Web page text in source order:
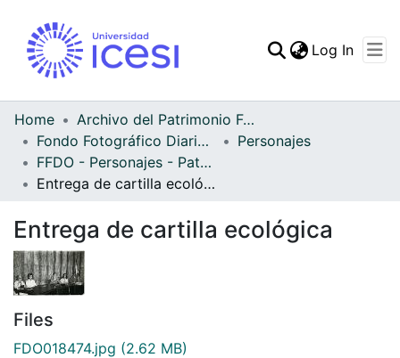
Statistics
Log In
Home
Archivo del Patrimonio Fotográfico y Fílmico del Valle del Cauca
Fondo Fotográfico Diario Occidente
Personajes
FFDO - Personajes - Patrimonial
Entrega de cartilla ecológica
Entrega de cartilla ecológica
Files
FDO018474.jpg (2.62 MB)